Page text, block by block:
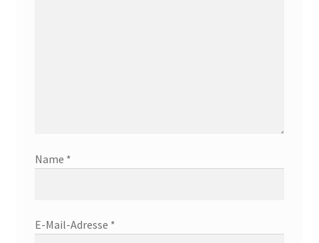
Name *
E-Mail-Adresse *